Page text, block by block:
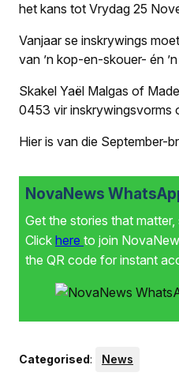
het kans tot Vrydag 25
Vanjaar se inskrywings
van ’n kop-en-skouer- én
Skakel Yaël Malgas of
0453 vir inskrywingsvorms
Hier is van die September-
NovaNews
Get the stories that
Click here to join
the QR code for instant
Categorised: News